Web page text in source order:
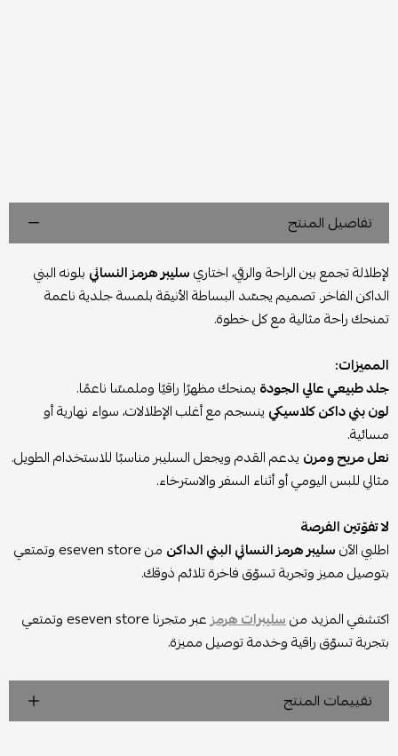
تفاصيل المنتج
لإطلالة تجمع بين الراحة والرقي، اختاريسليبر هرمز النسائي بلونه البني
الداكن الفاخر. تصميم يجسّد البساطة الأنيقة بلمسة جلدية ناعمة
تمنحك راحة مثالية مع كل خطوة.
المميزات:
جلد طبيعي عالي الجودة يمنحك مظهرًا راقيًا وملمسًا ناعمًا.
لون بني داكن كلاسيكي ينسجم مع أغلب الإطلالات، سواء نهارية أو
مسائية.
نعل مريح ومرن يدعم القدم ويجعل السليبر مناسبًا للاستخدام الطويل.
مثالي للبس اليومي أو أثناء السفر والاسترخاء.
لا تفوّتين الفرصة
اطلبي الآنسليبر هرمز النسائي البني الداكن
من eseven store وتمتعي
بتوصيل مميز وتجربة تسوّق فاخرة تلائم ذوقك.
اكتشفي المزيد منسليبرات هرمز
عبر متجرنا eseven store وتمتعي
بتجربة تسوّق راقية وخدمة توصيل مميزة.
تقييمات المنتج